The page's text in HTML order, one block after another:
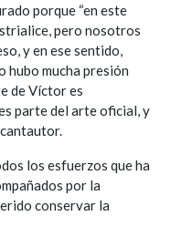
porque “en este
pero nosotros
y en ese sentido,
hubo mucha presión
de Víctor es
parte del arte oficial, y
los esfuerzos que ha
por la
conservar la